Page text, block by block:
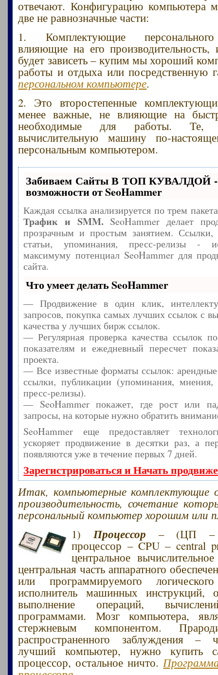
отвечают. Конфигурацию компьютера
две не равнозначные части:
1. Комплектующие
влияющие на его
будет зависеть – купим мы хороший
работы и отдыха или посредственную
персональном компьютере.
2. Это второстепенные
менее важные, не влияющие на
необходимые для работы. Те,
вычислительную машину по-
персональным компьютером.
Забиваем Сайты В ТОП КУВАЛДОЙ -
возможности от SeoHammer
Каждая ссылка анализируется по трем
Трафик и SMM.SeoHammer делает
прозрачным и простым занятием. Ссылки,
статьи, упоминания, пресс-релизы -
максимуму потенциал SeoHammer для
сайта.
Что умеет делать SeoHammer
— Продвижение в один клик,
запросов, покупка самых лучших ссылок с
качества у лучших бирж ссылок.
— Регулярная проверка качества ссылок
показателям и ежедневный пересчет
проекта.
— Все известные форматы ссылок:
ссылки, публикации (упоминания, мнения,
пресс-релизы).
— SeoHammer покажет, где рост или
запросы, на которые нужно обратить
SeoHammer еще предоставляет
ускоряет продвижение в десятки раз, а
появляются уже в течение первых 7 дней.
Зарегистрироваться и Начать
Итак, компьютерные комплектующие
производительность, сочетание
персональный компьютер хорошим или
1) Процессор – (ЦП –
процессор – CPU – central
центральное
центральная часть аппаратного
или программируемого
исполнитель машинных инструкций,
выполнение операций,
программами. Мозг компьютера,
стержневым компонентом.
распространенного заблуждения –
лучший компьютер, нужно купить
процессор, остальное ничто.